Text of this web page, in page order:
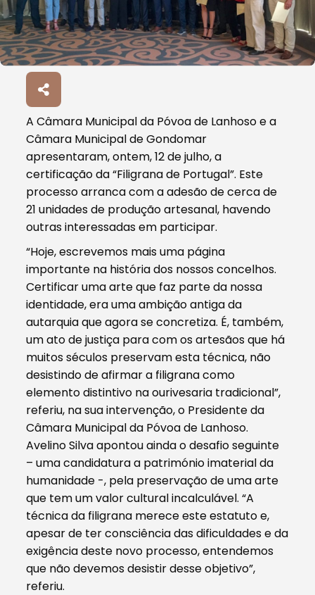
A Câmara Municipal da Póvoa de Lanhoso e a
Câmara Municipal de Gondomar
apresentaram, ontem, 12 de julho, a
certificação da “Filigrana de Portugal”. Este
processo arranca com a adesão de cerca de
21 unidades de produção artesanal, havendo
outras interessadas em participar.
“Hoje, escrevemos mais uma página
importante na história dos nossos concelhos.
Certificar uma arte que faz parte da nossa
identidade, era uma ambição antiga da
autarquia que agora se concretiza. É, também,
um ato de justiça para com os artesãos que há
muitos séculos preservam esta técnica, não
desistindo de afirmar a filigrana como
elemento distintivo na ourivesaria tradicional”,
referiu, na sua intervenção, o Presidente da
Câmara Municipal da Póvoa de Lanhoso.
Avelino Silva apontou ainda o desafio seguinte
– uma candidatura a património imaterial da
humanidade -, pela preservação de uma arte
que tem um valor cultural incalculável. “A
técnica da filigrana merece este estatuto e,
apesar de ter consciência das dificuldades e da
exigência deste novo processo, entendemos
que não devemos desistir desse objetivo”,
referiu.